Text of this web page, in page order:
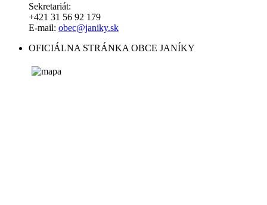
Sekretariát:
+421 31 56 92 179
E-mail: obec@janiky.sk
OFICIÁLNA STRÁNKA OBCE JANÍKY